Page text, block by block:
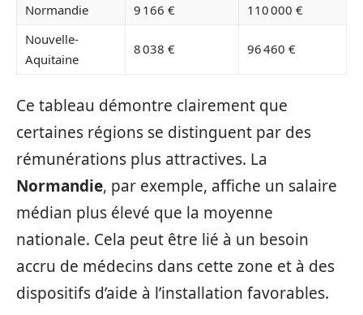
Normandie
9 166 €
110 000 €
Nouvelle-
Aquitaine
8 038 € 96 460 €
Ce tableau démontre clairement que
certaines régions se distinguent par des
rémunérations plus attractives. La
Normandie, par exemple, affiche un salaire
médian plus élevé que la moyenne
nationale. Cela peut être lié à un besoin
accru de médecins dans cette zone et à des
dispositifs d’aide à l’installation favorables.